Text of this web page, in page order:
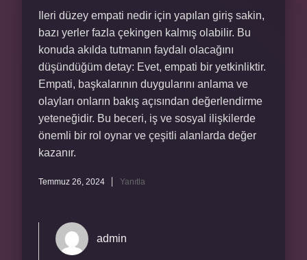
Ileri düzey empati nedir için yapılan giriş sakin,
bazı yerler fazla çekingen kalmış olabilir. Bu
konuda akılda tutmanın faydalı olacağını
düşündüğüm detay: Evet, empati bir yetkinliktir.
Empati, başkalarının duygularını anlama ve
olayları onların bakış açısından değerlendirme
yeteneğidir. Bu beceri, iş ve sosyal ilişkilerde
önemli bir rol oynar ve çeşitli alanlarda değer
kazanır.
Temmuz 26, 2024 Yanıtla
admin